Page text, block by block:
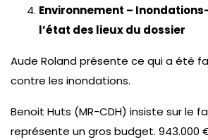
Environnement –
l’état des lieux du dossier
Aude Roland présente ce qui a été
contre les inondations.
Benoit Huts (MR-CDH) insiste sur le
représente un gros budget. 943.000